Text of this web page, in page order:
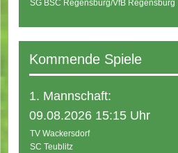
SG BSC Regensburg/VfB Regensburg
Kommende Spiele
1. Mannschaft:
09.08.2026 15:15 Uhr
TV Wackersdorf
SC Teublitz